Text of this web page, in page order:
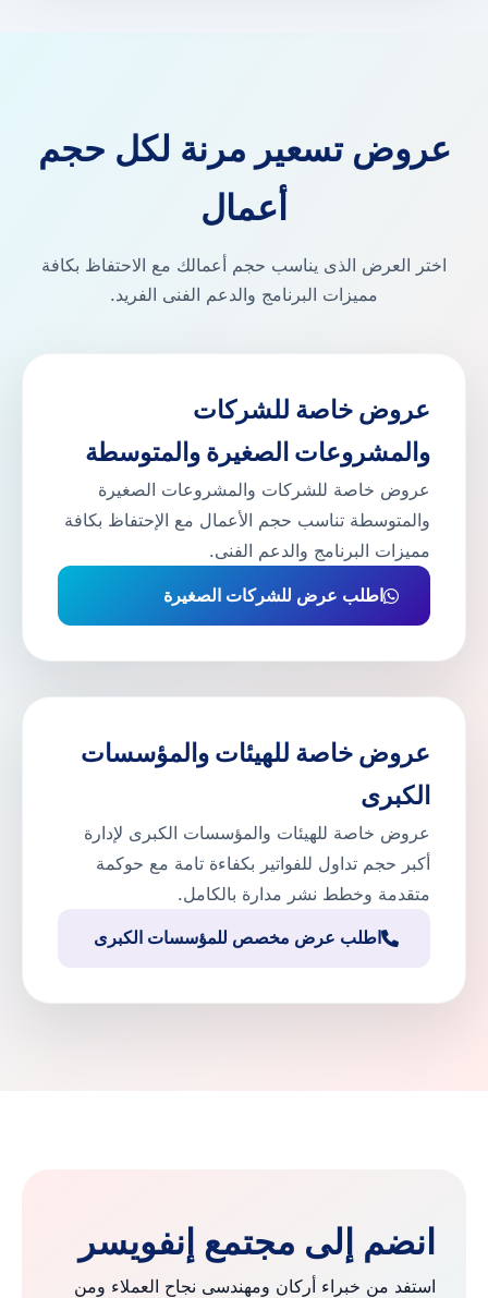
عروض تسعير مرنة لكل حجم
أعمال
اختر العرض الذى يناسب حجم أعمالك مع الاحتفاظ بكافة
مميزات البرنامج والدعم الفنى الفريد.
عروض خاصة للشركات
والمشروعات الصغيرة والمتوسطة
عروض خاصة للشركات والمشروعات الصغيرة
والمتوسطة تناسب حجم الأعمال مع الإحتفاظ بكافة
مميزات البرنامج والدعم الفنى.
اطلب عرض للشركات الصغيرة
عروض خاصة للهيئات والمؤسسات
الكبرى
عروض خاصة للهيئات والمؤسسات الكبرى لإدارة
أكبر حجم تداول للفواتير بكفاءة تامة مع حوكمة
متقدمة وخطط نشر مدارة بالكامل.
اطلب عرض مخصص للمؤسسات الكبرى
انضم إلى مجتمع إنفويسر
استفد من خبراء أركان ومهندسى نجاح العملاء ومن